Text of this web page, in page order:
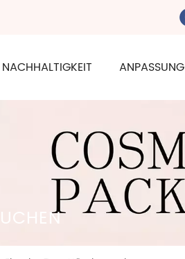
NACHHALTIGKEIT ANPASSUNG